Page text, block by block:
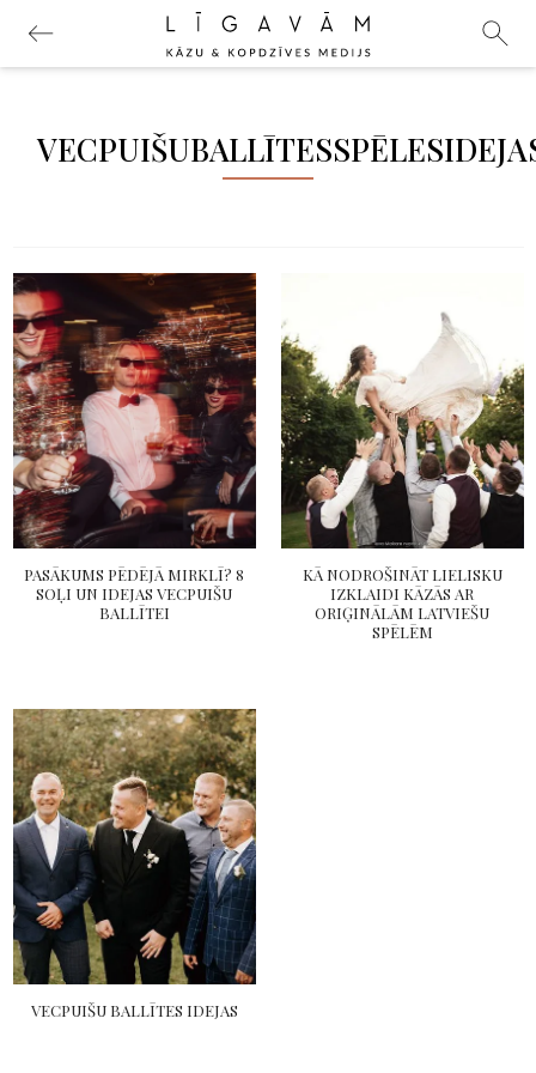
PASĀKUMS PĒDĒJĀ MIRKLĪ? 8
SOĻI UN IDEJAS VECPUIŠU
BALLĪTEI
KĀ NODROŠINĀT LIELISKU
IZKLAIDI KĀZĀS AR
ORIĢINĀLĀM LATVIEŠU
SPĒLĒM
VECPUIŠU BALLĪTES IDEJAS